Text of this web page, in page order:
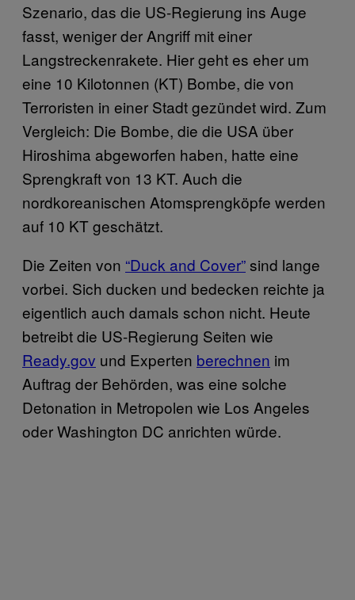
Szenario, das die US-Regierung ins Auge
fasst, weniger der Angriff mit einer
Langstreckenrakete. Hier geht es eher um
eine 10 Kilotonnen (KT) Bombe, die von
Terroristen in einer Stadt gezündet wird. Zum
Vergleich: Die Bombe, die die USA über
Hiroshima abgeworfen haben, hatte eine
Sprengkraft von 13 KT. Auch die
nordkoreanischen Atomsprengköpfe werden
auf 10 KT geschätzt.
Die Zeiten von “Duck and Cover”sind lange
vorbei. Sich ducken und bedecken reichte ja
eigentlich auch damals schon nicht. Heute
betreibt die US-Regierung Seiten wie
Ready.gov und Experten berechnen im
Auftrag der Behörden, was eine solche
Detonation in Metropolen wie Los Angeles
oder Washington DC anrichten würde.